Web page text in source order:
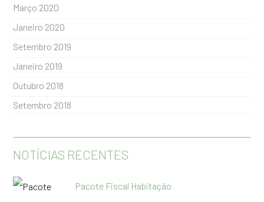
Março 2020
Janeiro 2020
Setembro 2019
Janeiro 2019
Outubro 2018
Setembro 2018
NOTÍCIAS RECENTES
Pacote Fiscal Habitação